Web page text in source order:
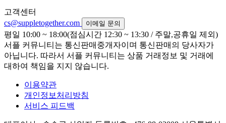
고객센터
cs@suppletogether.com
이메일 문의
평일 10:00 ~ 18:00(점심시간 12:30 ~ 13:30 / 주말,공휴일 제외)
서플 커뮤니티는 통신판매중개자이며 통신판매의 당사자가
아닙니다. 따라서 서플 커뮤니티는 상품 거래정보 및 거래에
대하여 책임을 지지 않습니다.
이용약관
개인정보처리방침
서비스 피드백